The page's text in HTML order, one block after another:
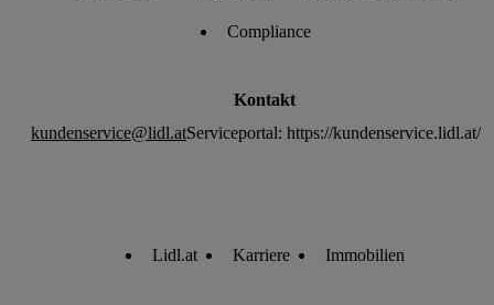
Compliance
Kontakt
kundenservice@lidl.atServiceportal: https://kundenservice.lidl.at/
Lidl.at Karriere Immobilien